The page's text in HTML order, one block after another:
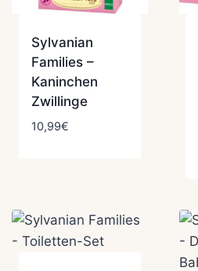
Sylvanian
Families –
Kaninchen
Zwillinge
10,99€